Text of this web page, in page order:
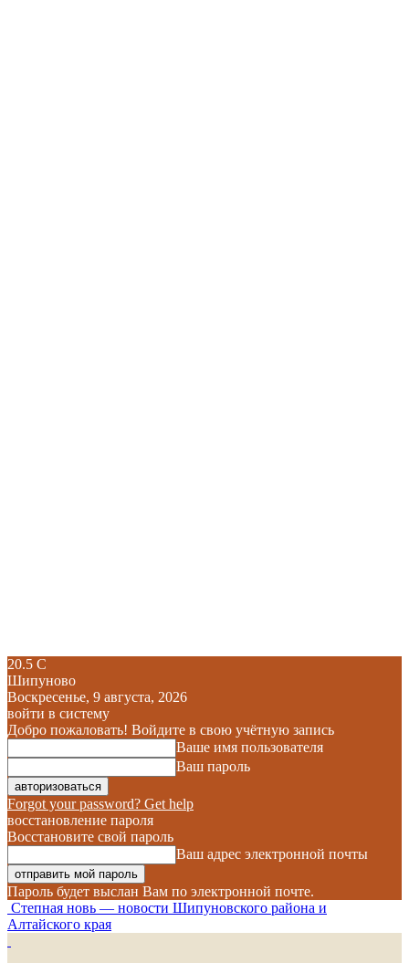
20.5 C
Шипуново
Воскресенье, 9 августа, 2026
войти в систему
Добро пожаловать! Войдите в свою учётную запись
Ваше имя пользователя
Ваш пароль
Forgot your password? Get help
восстановление пароля
Восстановите свой пароль
Ваш адрес электронной почты
Пароль будет выслан Вам по электронной почте.
Степная новь — новости Шипуновского района и
Алтайского края